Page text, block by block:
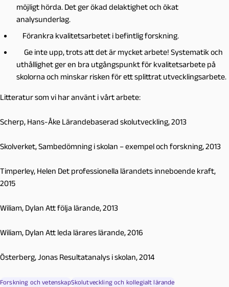
möjligt hörda. Det ger ökad delaktighet och ökat
analysunderlag.
Förankra kvalitetsarbetet i befintlig forskning.
Ge inte upp, trots att det är mycket arbete! Systematik och
uthållighet ger en bra utgångspunkt för kvalitetsarbete på
skolorna och minskar risken för ett splittrat utvecklingsarbete.
Litteratur som vi har använt i vårt arbete:
Scherp, Hans-Åke Lärandebaserad skolutveckling, 2013
Skolverket,Sambedömning i skolan – exempel och forskning, 2013
Timperley, Helen Det professionella lärandets inneboende kraft,
2015
Wiliam, Dylan Att följa lärande, 2013
Wiliam, Dylan Att leda lärares lärande,2016
Österberg, Jonas Resultatanalys i skolan, 2014
Forskning och vetenskapSkolutveckling och kollegialt lärande